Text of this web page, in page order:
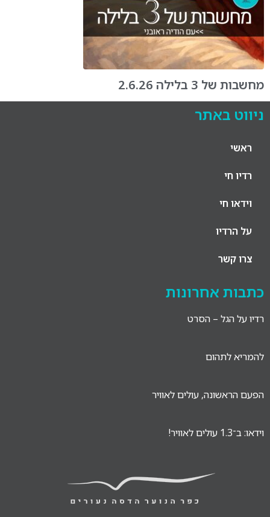
מחשבות של 3 בלילה 2.6.26
ניווט באתר
ראשי
רדיו חי
וידאו חי
על הרדיו
צרו קשר
כתבות אחרונות
רדיו על הגל – הסרט
להמריא לתהום
הפעם הראשונה, עולים לאוויר
וידאו: ב־1.3 עולים לאוויר!